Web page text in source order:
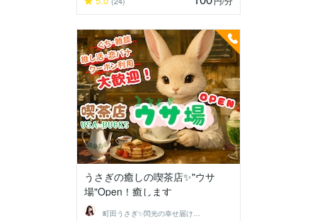
うさぎの癒しの喫茶店✨"ウサ
場"Open！癒します